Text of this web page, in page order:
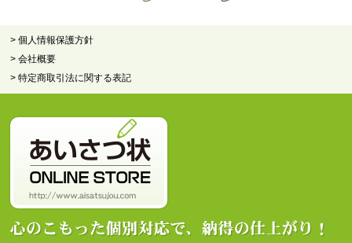
> 個人情報保護方針
> 会社概要
> 特定商取引法に関する表記